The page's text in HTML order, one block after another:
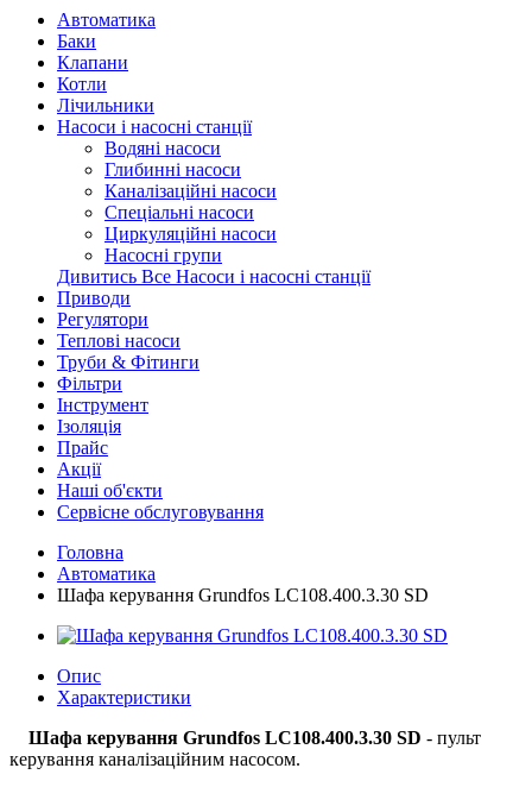
Автоматика
Баки
Клапани
Котли
Лічильники
Насоси і насосні станції
Водяні насоси
Глибинні насоси
Каналізаційні насоси
Спеціальні насоси
Циркуляційні насоси
Насосні групи
Дивитись Все Насоси і насосні станції
Приводи
Регулятори
Теплові насоси
Труби & Фітинги
Фільтри
Інструмент
Ізоляція
Прайс
Акції
Наші об'єкти
Сервісне обслуговування
Головна
Автоматика
Шафа керування Grundfos LC108.400.3.30 SD
Опис
Характеристики
Шафа керування Grundfos LC108.400.3.30 SD - пульт
керування каналізаційним насосом.